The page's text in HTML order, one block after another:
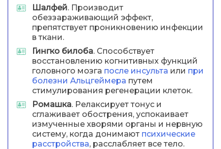
Шалфей. Производит
обеззараживающий эффект,
препятствует проникновению инфекции
в ткани.
Гингко билоба. Способствует
восстановлению когнитивных функций
головного мозга после инсульта или при
болезни Альцгеймера путем
стимулирования регенерации клеток.
Ромашка. Релаксирует тонус и
сглаживает обострения, успокаивает
измученные хворями органы и нервную
систему, когда донимают психические
расстройства, расслабляет все тело.